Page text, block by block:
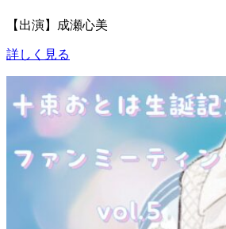
【出演】成瀬心美
詳しく見る